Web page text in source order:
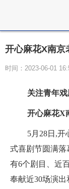
开心麻花X南京
时间：2023-06-01
关注青年
开心麻花X
5月28日,开
式喜剧节圆满落
有6个剧目、近
奉献近30场演出